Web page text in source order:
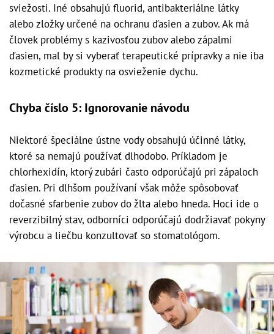
sviežosti. Iné obsahujú fluorid, antibakteriálne látky
alebo zložky určené na ochranu ďasien a zubov. Ak má
človek problémy s kazivosťou zubov alebo zápalmi
ďasien, mal by si vyberať terapeutické prípravky a nie iba
kozmetické produkty na osvieženie dychu.
Chyba číslo 5: Ignorovanie návodu
Niektoré špeciálne ústne vody obsahujú účinné látky,
ktoré sa nemajú používať dlhodobo. Príkladom je
chlorhexidín, ktorý zubári často odporúčajú pri zápaloch
ďasien. Pri dlhšom používaní však môže spôsobovať
dočasné sfarbenie zubov do žlta alebo hneda. Hoci ide o
reverzibilný stav, odborníci odporúčajú dodržiavať pokyny
výrobcu a liečbu konzultovať so stomatológom.